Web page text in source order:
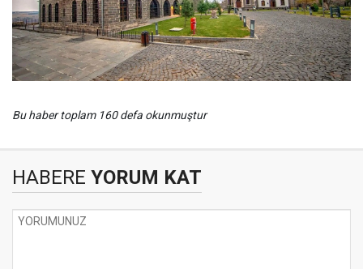
Bu haber toplam 160 defa okunmuştur
HABERE YORUM KAT